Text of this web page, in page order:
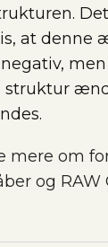
at denne
mere om
og RAW